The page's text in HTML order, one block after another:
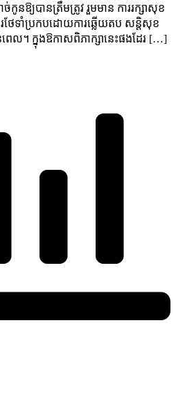
នឱ្យបានត្រឹមត្រូវ រួមមាន ការរក្សាសុខ
ារថែទាំប្រកបដោយការឆ្លើយតប សន្តិសុខ
េល។ ក្នុងឱកាសពិភាក្សានេះផងដែរ […]